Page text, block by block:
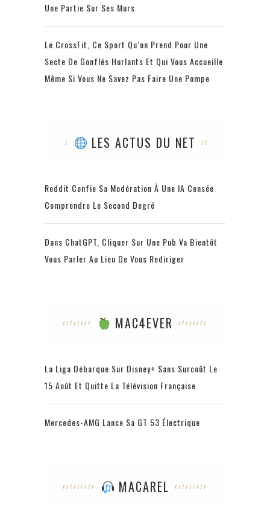
Une Partie Sur Ses Murs
Le CrossFit, Ce Sport Qu’on Prend Pour Une
Secte De Gonflés Hurlants Et Qui Vous Accueille
Même Si Vous Ne Savez Pas Faire Une Pompe
LES ACTUS DU NET
Reddit Confie Sa Modération À Une IA Censée
Comprendre Le Second Degré
Dans ChatGPT, Cliquer Sur Une Pub Va Bientôt
Vous Parler Au Lieu De Vous Rediriger
MAC4EVER
La Liga Débarque Sur Disney+ Sans Surcoût Le
15 Août Et Quitte La Télévision Française
Mercedes-AMG Lance Sa GT 53 Électrique
MACAREL